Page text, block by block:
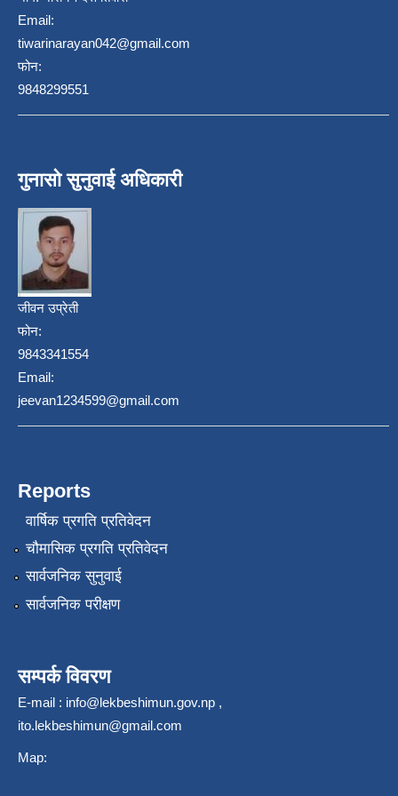
Email:
tiwarinarayan042@gmail.com
फोन:
9848299551
गुनासो सुनुवाई अधिकारी
जीवन उप्रेती
फोन:
9843341554
Email:
jeevan1234599@gmail.com
Reports
वार्षिक प्रगति प्रतिवेदन
चौमासिक प्रगति प्रतिवेदन
सार्वजनिक सुनुवाई
सार्वजनिक परीक्षण
सम्पर्क विवरण
E-mail : info@lekbeshimun.gov.np ,
ito.lekbeshimun@gmail.com
Map: